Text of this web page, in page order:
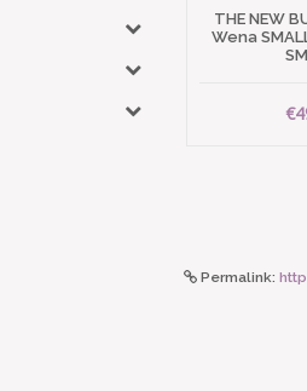
THE NEW
Wena
Permalink: